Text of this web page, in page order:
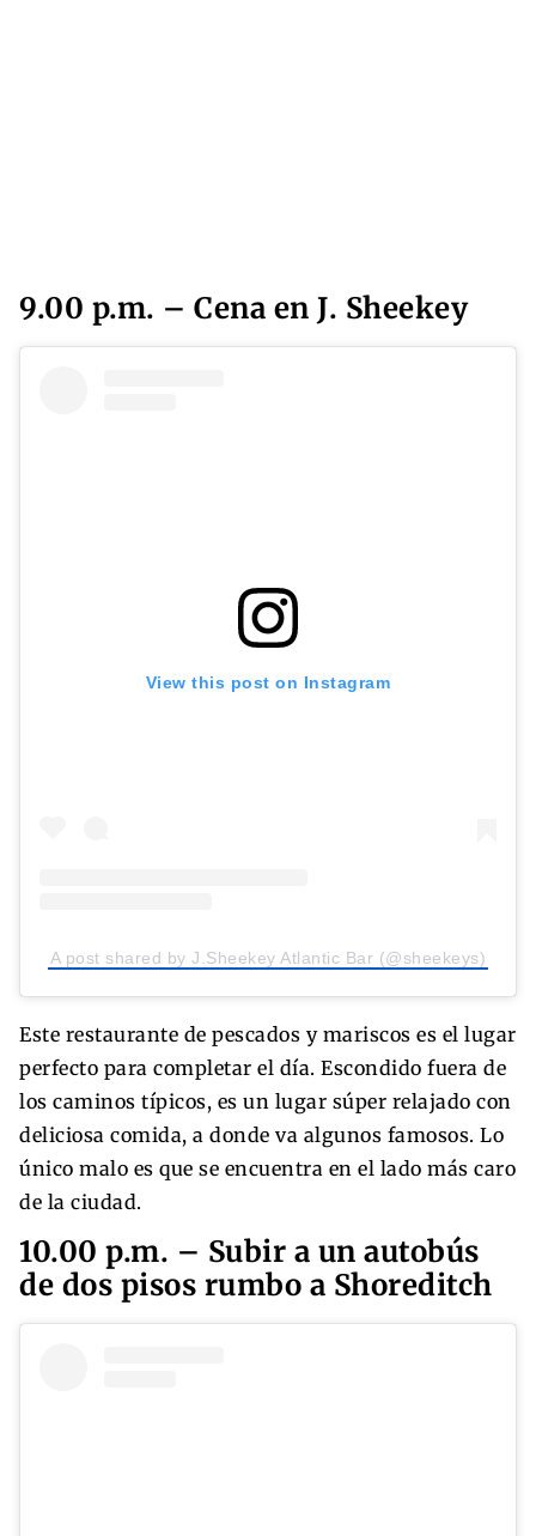
9.00 p.m. – Cena en J. Sheekey
View this post on Instagram
A post shared by J.Sheekey Atlantic Bar (@sheekeys)
Este restaurante de pescados y mariscos es el lugar
perfecto para completar el día. Escondido fuera de
los caminos típicos, es un lugar súper relajado con
deliciosa comida, a donde va algunos famosos. Lo
único malo es que se encuentra en el lado más caro
de la ciudad.
10.00 p.m. – Subir a un autobús
de dos pisos rumbo a Shoreditch